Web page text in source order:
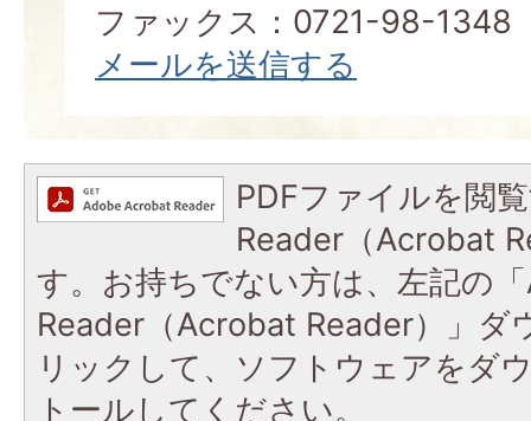
ファックス：0721-98-1348
メールを送信する
PDFファイルを閲
Reader（Acrobat
す。お持ちでない方は、左記の
Reader（Acrobat Reader）」ダ
リックして、ソフトウェアをダ
トールしてください。